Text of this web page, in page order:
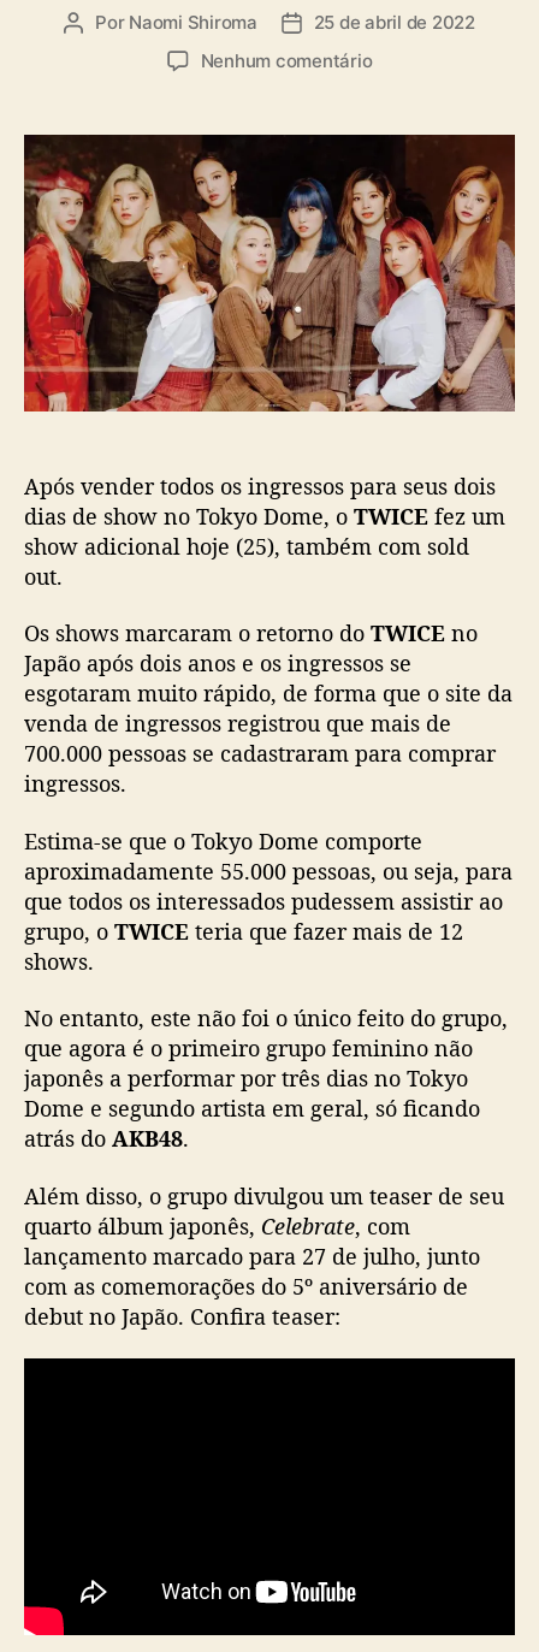
A
r
d
o
p
o
s
t
Por Naomi Shiroma
D
d
p
u
b
l
i
c
a
ç
ã
25 de abril de 2022
Nenhum comentárioe
W
C
E
n
o
J
a
p
ã
o
o
m
o
u
t
e
m
s
s
h
o
,
g
u
p
n
u
n
c
n
Após vender todos os ingressos para seus dois
dias de show no Tokyo Dome, o TWICE fez um
show adicional hoje (25), também com sold
out.
Os shows marcaram o retorno do TWICE no
Japão após dois anos e os ingressos se
esgotaram muito rápido, de forma que o site da
venda de ingressos registrou que mais de
700.000 pessoas se cadastraram para comprar
ingressos.
Estima-se que o Tokyo Dome comporte
aproximadamente 55.000 pessoas, ou seja, para
que todos os interessados pudessem assistir ao
grupo, o TWICE teria que fazer mais de 12
shows.
No entanto, este não foi o único feito do grupo,
que agora é o primeiro grupo feminino não
japonês a performar por três dias no Tokyo
Dome e segundo artista em geral, só ficando
atrás do AKB48.
Além disso, o grupo divulgou um teaser de seu
quarto álbum japonês, Celebrate, com
lançamento marcado para 27 de julho, junto
com as comemorações do 5º aniversário de
debut no Japão. Confira teaser: